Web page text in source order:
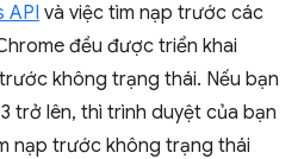
API và việc tìm nạp trước các
đều được triển khai
không trạng thái. Nếu bạn
trở lên, thì trình duyệt của bạn
nạp trước không trạng thái